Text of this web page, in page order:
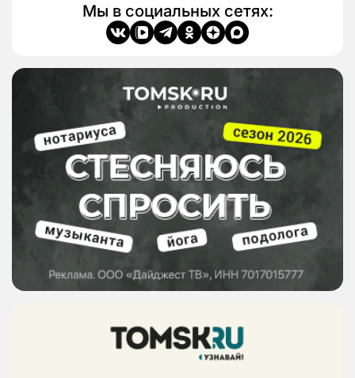
Мы в социальных сетях: